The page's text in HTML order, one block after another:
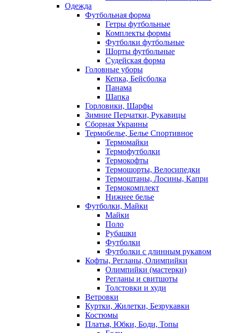
Одежда
Футбольная форма
Гетры футбольные
Комплекты формы
Футболки футбольные
Шорты футбольные
Судейская форма
Головные уборы
Кепка, Бейсболка
Панама
Шапка
Горловики, Шарфы
Зимние Перчатки, Рукавицы
Сборная Украины
Термобелье, Белье Спортивное
Термомайки
Термофутболки
Термокофты
Термошорты, Велосипедки
Термоштаны, Лосины, Капри
Термокомплект
Нижнее белье
Футболки, Майки
Майки
Поло
Рубашки
Футболки
Футболки с длинным рукавом
Кофты, Регланы, Олимпийки
Олимпийки (мастерки)
Регланы и свитшоты
Толстовки и худи
Ветровки
Куртки, Жилетки, Безрукавки
Костюмы
Платья, Юбки, Боди, Топы